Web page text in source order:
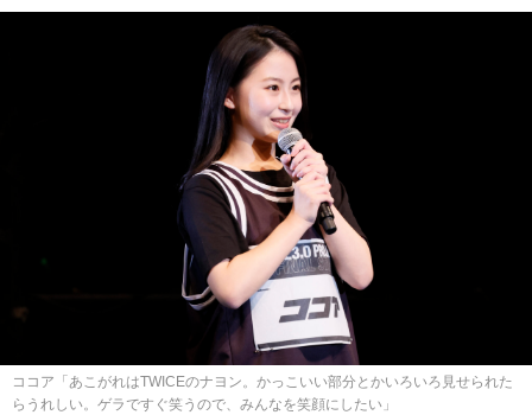
ココア「あこがれはTWICEのナヨン。かっこいい部分とかいろいろ見せられた
らうれしい。ゲラですぐ笑うので、みんなを笑顔にしたい」